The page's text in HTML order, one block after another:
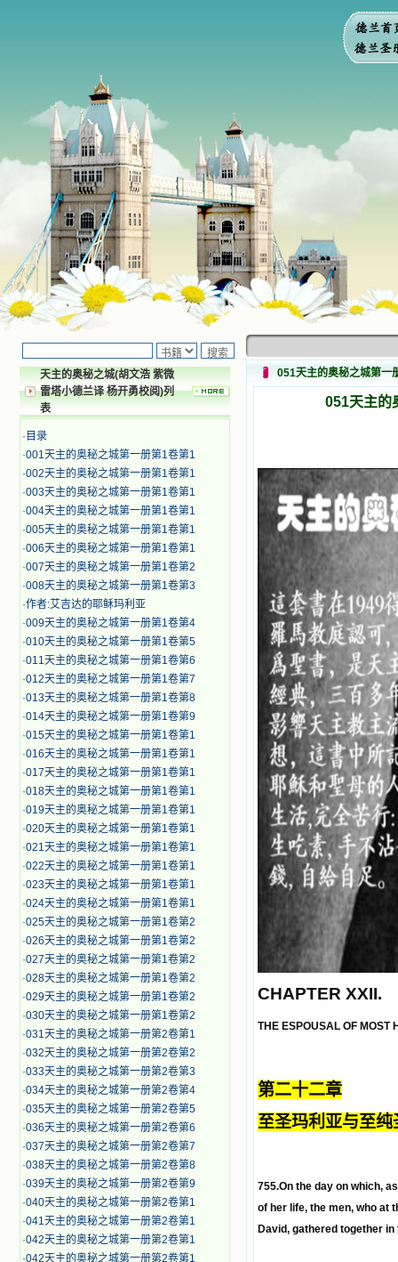
天主的奥秘之城(胡文浩 紫微
雷塔小德兰译 杨开勇校阅)列
表
· 目录
·001天主的奥秘之城第一册第1卷第1
·002天主的奥秘之城第一册第1卷第1
·003天主的奥秘之城第一册第1卷第1
·004天主的奥秘之城第一册第1卷第1
·005天主的奥秘之城第一册第1卷第1
·006天主的奥秘之城第一册第1卷第1
·007天主的奥秘之城第一册第1卷第2
·008天主的奥秘之城第一册第1卷第3
·作者:艾吉达的耶稣玛利亚
·009天主的奥秘之城第一册第1卷第4
·010天主的奥秘之城第一册第1卷第5
·011天主的奥秘之城第一册第1卷第6
·012天主的奥秘之城第一册第1卷第7
·013天主的奥秘之城第一册第1卷第8
·014天主的奥秘之城第一册第1卷第9
·015天主的奥秘之城第一册第1卷第1
·016天主的奥秘之城第一册第1卷第1
·017天主的奥秘之城第一册第1卷第1
·018天主的奥秘之城第一册第1卷第1
·019天主的奥秘之城第一册第1卷第1
·020天主的奥秘之城第一册第1卷第1
·021天主的奥秘之城第一册第1卷第1
·022天主的奥秘之城第一册第1卷第1
·023天主的奥秘之城第一册第1卷第1
·024天主的奥秘之城第一册第1卷第1
·025天主的奥秘之城第一册第1卷第2
·026天主的奥秘之城第一册第1卷第2
·027天主的奥秘之城第一册第1卷第2
·028天主的奥秘之城第一册第1卷第2
·029天主的奥秘之城第一册第1卷第2
·030天主的奥秘之城第一册第1卷第2
·031天主的奥秘之城第一册第2卷第1
·032天主的奥秘之城第一册第2卷第2
·033天主的奥秘之城第一册第2卷第3
·034天主的奥秘之城第一册第2卷第4
·035天主的奥秘之城第一册第2卷第5
·036天主的奥秘之城第一册第2卷第6
·037天主的奥秘之城第一册第2卷第7
·038天主的奥秘之城第一册第2卷第8
·039天主的奥秘之城第一册第2卷第9
·040天主的奥秘之城第一册第2卷第1
·041天主的奥秘之城第一册第2卷第1
·042天主的奥秘之城第一册第2卷第1
·042天主的奥秘之城第一册第2卷第1
051天主的奥秘之城第一
051天主的
CHAPTER XXII.
THE ESPOUSAL OF MOST
第二十二章
至圣玛利亚与至
755.On the day on which,
of her life, the men, who at
David, gathered together in